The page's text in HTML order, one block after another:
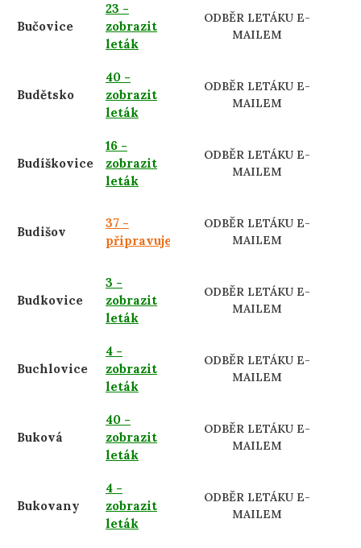
Bučovice
23 -
zobrazit
leták
ODBĚR LETÁKU E-
MAILEM
Budětsko
40 -
zobrazit
leták
ODBĚR LETÁKU E-
MAILEM
Budíškovice
16 -
zobrazit
leták
ODBĚR LETÁKU E-
MAILEM
Budišov
37 -
připravujeme
ODBĚR LETÁKU E-
MAILEM
Budkovice
3 -
zobrazit
leták
ODBĚR LETÁKU E-
MAILEM
Buchlovice
4 -
zobrazit
leták
ODBĚR LETÁKU E-
MAILEM
Buková
40 -
zobrazit
leták
ODBĚR LETÁKU E-
MAILEM
Bukovany
4 -
zobrazit
leták
ODBĚR LETÁKU E-
MAILEM